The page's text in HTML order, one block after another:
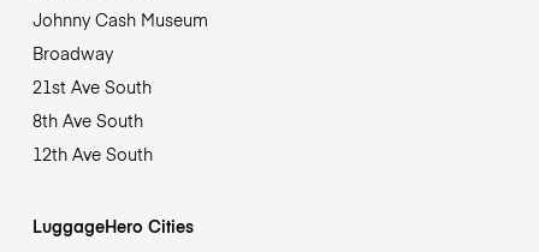
Johnny Cash Museum
Broadway
21st Ave South
8th Ave South
12th Ave South
LuggageHero Cities